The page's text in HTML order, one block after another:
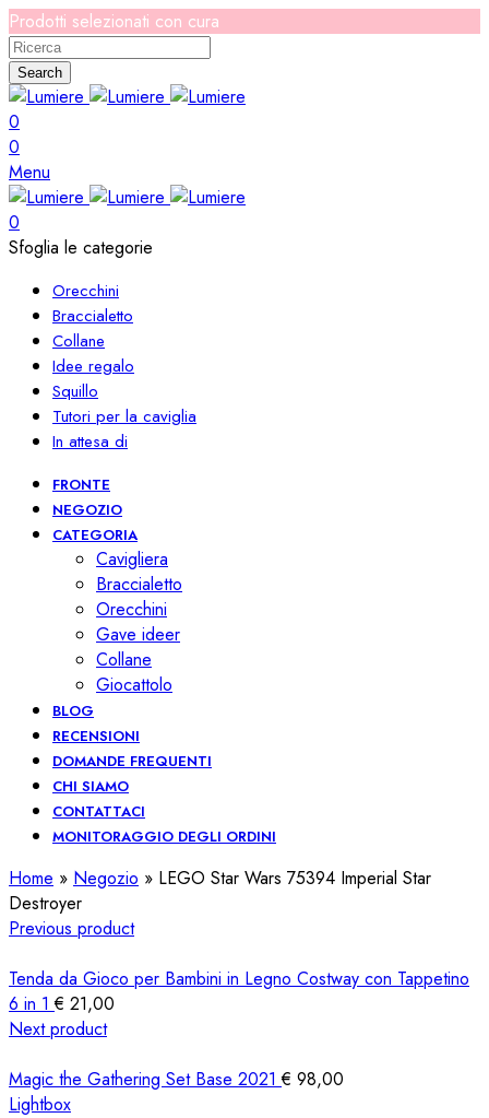
Prodotti selezionati con cura
Search
0
0
Menu
0
Sfoglia le categorie
Orecchini
Braccialetto
Collane
Idee regalo
Squillo
Tutori per la caviglia
In attesa di
FRONTE
NEGOZIO
CATEGORIA
Cavigliera
Braccialetto
Orecchini
Gave ideer
Collane
Giocattolo
BLOG
RECENSIONI
DOMANDE FREQUENTI
CHI SIAMO
CONTATTACI
MONITORAGGIO DEGLI ORDINI
Home » Negozio » LEGO Star Wars 75394 Imperial Star
Destroyer
Previous product
Tenda da Gioco per Bambini in Legno Costway con Tappetino
6 in 1€ 21,00
Next product
Magic the Gathering Set Base 2021€ 98,00
Lightbox